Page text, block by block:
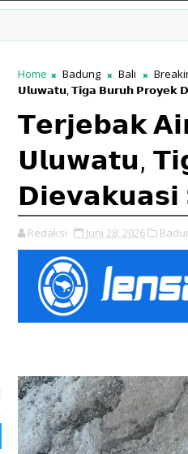
Home Badung Bali
𝗨𝗹𝘂𝘄𝗮𝘁𝘂, 𝗧𝗶𝗴𝗮 𝗕𝘂𝗿𝘂𝗵 𝗣𝗿𝗼𝘆𝗲𝗸
𝗧𝗲𝗿𝗷𝗲𝗯𝗮𝗸
𝗨𝗹𝘂𝘄𝗮𝘁𝘂,
Redaksi Juni 28, 2026